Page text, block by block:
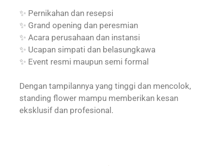
✨ Pernikahan dan resepsi
✨ Grand opening dan peresmian
✨ Acara perusahaan dan instansi
✨ Ucapan simpati dan belasungkawa
✨ Event resmi maupun semi formal
Dengan tampilannya yang tinggi dan mencolok,
standing flower mampu memberikan kesan
eksklusif dan profesional.